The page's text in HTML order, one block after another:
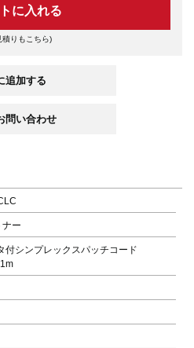
に入れる
積りもこちら)
ナー
付シンプレックスパッチコード